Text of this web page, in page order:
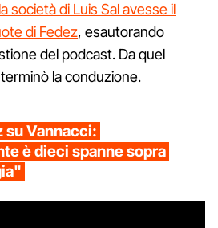
la società di Luis Sal avesse il
di Fedez, esautorando
del podcast. Da quel
la conduzione.
su Vannacci:
è dieci spanne sopra